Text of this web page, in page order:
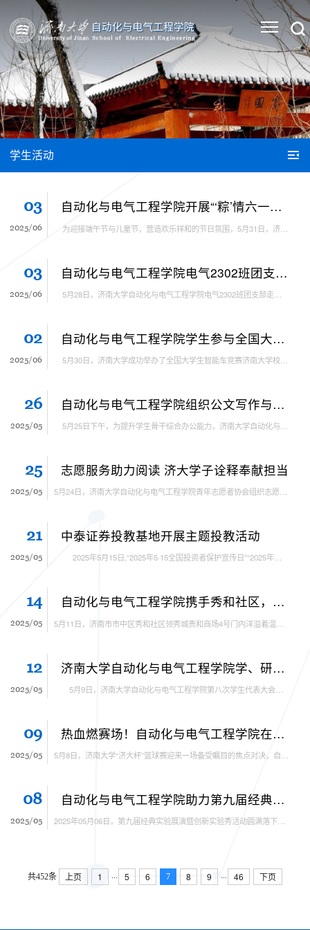
学生活动
03
2025/06
自动化与电气工程学院开展“‘粽’情六一，‘童’造安康”粽子DIY志愿活动
为迎接端午节与儿童节，营造欢乐祥和的节日氛围，5月31日，济南大学自动化与电气工程学院青年志愿者协会组织志愿者前往建南社区党群服务中心，协助社区开展“‘粽’情六一，‘童’造安康”粽子DIY活动，陪伴青少年体验传统文化，提升动手能力。 当天下午，自动化与电气工程学院的志愿者提前抵达活动现场，与社区负责人做好对接。14时活动正式开始，社区工作人员通过PPT、实物展示及播放非遗传承人包粽视频，生动讲解端午节历史、...
03
2025/06
自动化与电气工程学院电气2302班团支部进社区开展防范非法集资宣传活动
5月28日，济南大学自动化与电气工程学院电气2302班团支部走进济南市市中区七东社区，联合中泰证券开展防范非法集资宣传活动，并前往中泰证券实践基地学习金融知识。 当天上午8时30分，自动化与电气工程学院的志愿者们提前抵达社区，协助布置活动现场。9时活动开始后，同学们跟随中泰证券工作人员走进社区，通过发放宣传页、讲解典型案例等方式，向居民普及非法集资的特征、危害及防范要点，倡导大家“守住钱袋子，护好幸福家”...
02
2025/06
自动化与电气工程学院学生参与全国大学生智能车竞赛校赛，激发创新活力
5月30日，济南大学成功举办了全国大学生智能车竞赛济南大学校赛。此次校赛旨在选拔优秀队伍参加全国大学生智能车竞赛，吸引了自动化与电气工程学院众多学子踊跃参与，展现了学生在科技创新领域的热情与实力。 本次自动化与电气工程学院派出两支队伍参赛，各参赛队伍在比赛中充分展现了扎实的专业知识和创新精神。比赛现场，智能车在赛道上疾驰，精准地识别路径、躲避障碍，各参赛团队凭借精湛的技术和默契的配合，为观众带来了一场精彩的科技盛宴。...
26
2025/05
自动化与电气工程学院组织公文写作与办公能力培训
25
2025/05
志愿服务助力阅读 济大学子诠释奉献担当
5月24日，济南大学自动化与电气工程学院青年志愿者协会组织志愿者走进济南市图书馆，开展志愿服务活动，以实际行动弘扬志愿服务精神，助力全民阅读。早晨8点20分，自动化与电气工程学院志愿者们在校门口集合完毕，分组前往济南市图书馆。抵达后，在图书馆工作人员的指导下，志愿者们接受了简短培训，随后迅速投入到图书分类、整理和上架等工作中。活动过程中，志愿者们分工协作，认真仔细地将每一本图书归位，力求为读者营造整洁有序的阅读环境。...
21
2025/05
中泰证券投教基地开展主题投教活动
2025年5月15日,“2025年5·15全国投资者保护宣传日”“2025年全国防范非法证券期货基金宣传月”主题投教活动在中泰证券投教基地联合济南共青团路营业部的组织下顺利开展，济南大学自动化与电气工程学院的同学们应邀参与其中。 此次活动形式多样，涵盖了参观基地、专题讲座以及交流座谈等。自动化与电气工程学院的同学们先是走进投教基地进行参观，直观了解相关金融知识以及当前行业情况。在随后的专题讲座中，专业人士深入浅出地讲解各类金融要点，...
14
2025/05
自动化与电气工程学院携手秀和社区，温情共庆母亲节
12
2025/05
济南大学自动化与电气工程学院学、研代会顺利召开，开启新征程
5月9日，济南大学自动化与电气工程学院第八次学生代表大会、第七次研究生代表大会在庄重的氛围中拉开帷幕。本次大会聚焦多重重任，旨在回顾过往、选举新届干部并确定学院未来发展方向。 王璞老师、学院专职辅导员毛朝录老师。会议由王璞老师主持。会上依次审议通过了代表资格审查报告、主席团成员及秘书长等建议名单、大会议程、选举办法，确定了监票人、计票人。此外，通过了学院新一届学生会、研究生会主席团成员候选人预备人选名单，...
09
2025/05
热血燃赛场！自动化与电气工程学院在“济大杯”篮球赛中绽放青春风采
08
2025/05
自动化与电气工程学院助力第九届经典实验展演暨创新实验秀活动成功举办
2025年05月06日，第九届经典实验展演暨创新实验秀活动圆满落下帷幕。在自动化与电气工程学院的牵头引领下本次生物实验秀活动在世纪家园小区顺利举办，旨在大力弘扬科学精神，提升参与者的科学素养与实践操作能力。 5月5日上午，活动在精心布置的实验室内正式开启。活动伊始，王梓岳老师充分发挥专业优势，率先引领同学们系统复习与本次实验紧密相关的知识点。他巧妙运用提问、习题演练等多元方式，精准检验同学们的知识掌握程度。在互动过程中，...
共452条 上页 1 ... 5 6 7 8 9 ... 46 下页